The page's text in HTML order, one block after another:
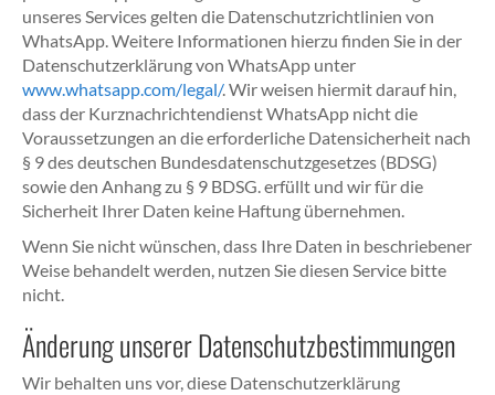
unseres Services gelten die Datenschutzrichtlinien von
WhatsApp. Weitere Informationen hierzu finden Sie in der
Datenschutzerklärung von WhatsApp unter
www.whatsapp.com/legal/. Wir weisen hiermit darauf hin,
dass der Kurznachrichtendienst WhatsApp nicht die
Voraussetzungen an die erforderliche Datensicherheit nach
§ 9 des deutschen Bundesdatenschutzgesetzes (BDSG)
sowie den Anhang zu § 9 BDSG. erfüllt und wir für die
Sicherheit Ihrer Daten keine Haftung übernehmen.
Wenn Sie nicht wünschen, dass Ihre Daten in beschriebener
Weise behandelt werden, nutzen Sie diesen Service bitte
nicht.
Änderung unserer Datenschutzbestimmungen
Wir behalten uns vor, diese Datenschutzerklärung